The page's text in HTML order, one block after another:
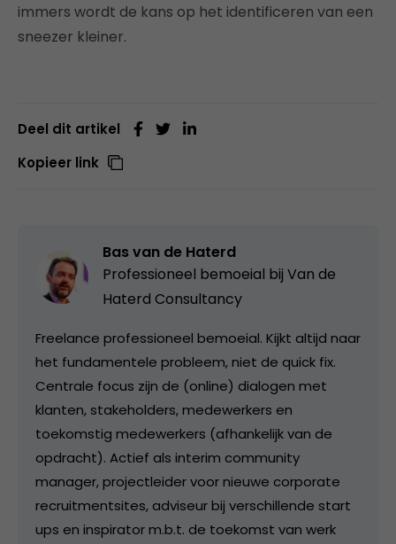
immers wordt de kans op het identificeren van een
sneezer kleiner.
Deel dit artikel
Kopieer link
Bas van de Haterd
Professioneel bemoeial bij Van de
Haterd Consultancy
Freelance professioneel bemoeial. Kijkt altijd naar
het fundamentele probleem, niet de quick fix.
Centrale focus zijn de (online) dialogen met
klanten, stakeholders, medewerkers en
toekomstig medewerkers (afhankelijk van de
opdracht). Actief als interim community
manager, projectleider voor nieuwe corporate
recruitmentsites, adviseur bij verschillende start
ups en inspirator m.b.t. de toekomst van werk